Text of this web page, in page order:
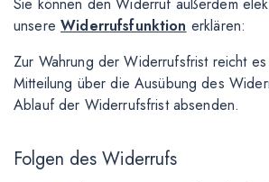
unsereWiderrufsfunktion erklären:
Zur Wahrung der Widerrufsfrist reicht
Mitteilung über die Ausübung des
Ablauf der Widerrufsfrist absenden.
Folgen des Widerrufs